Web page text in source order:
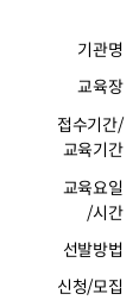
기관명
교육장
접수기간/
교육기간
교육요일
/시간
선발방법
신청/모집